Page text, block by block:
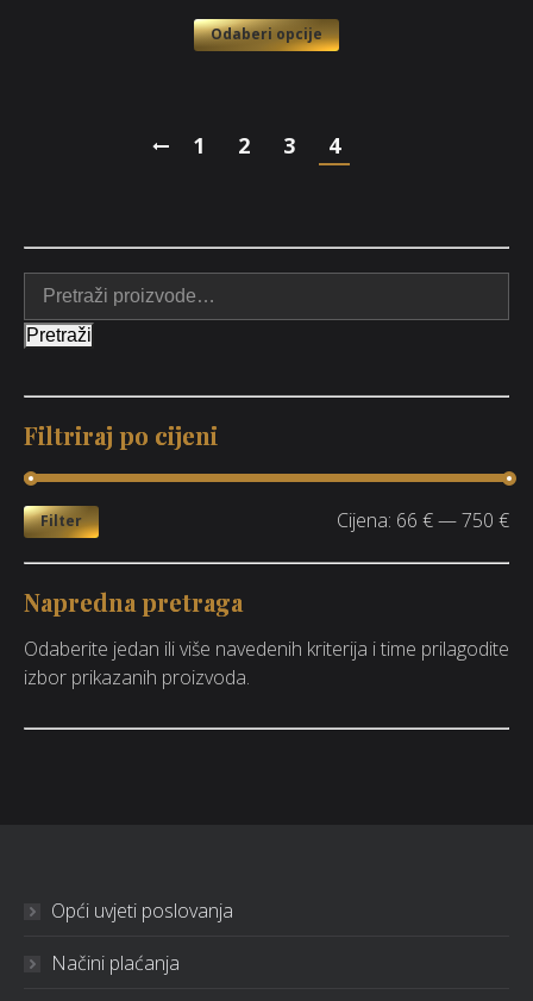
Odaberi opcije
1 2 3 4
Pretraži
Filtriraj po cijeni
Filter Cijena: 66 €—750 €
Napredna pretraga
Odaberite jedan ili više navedenih kriterija i time prilagodite
izbor prikazanih proizvoda.
Opći uvjeti poslovanja
Načini plaćanja